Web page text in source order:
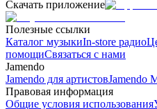
Скачать приложение
Полезные ссылки
Каталог музыкиIn-store радио
помощиСвязаться с нами
Jamendo
Jamendo для артистовJamendo
Правовая информация
Общие условия использования